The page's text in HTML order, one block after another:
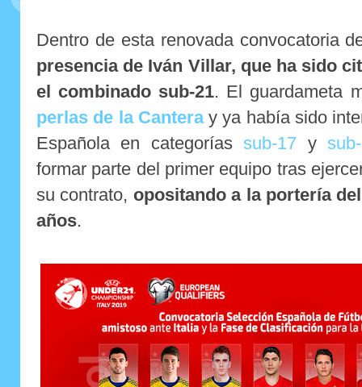
Dentro de esta renovada convocatoria
presencia de Iván Villar, que ha sido
el combinado sub-21. El guardameta
perlas de la Canteray ya había sido
Española en categoríassub-17 y
formar parte del primer equipo tras
su contrato, opositando a la portería
años.